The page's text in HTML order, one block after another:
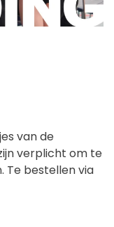
van de
verplicht om te
Te bestellen via